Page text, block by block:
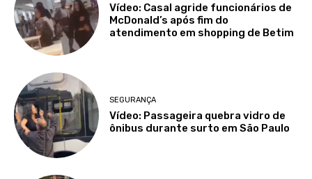
Vídeo: Casal agride funcionários de
McDonald’s após fim do
atendimento em shopping de Betim
SEGURANÇA
Vídeo: Passageira quebra vidro de
ônibus durante surto em São Paulo